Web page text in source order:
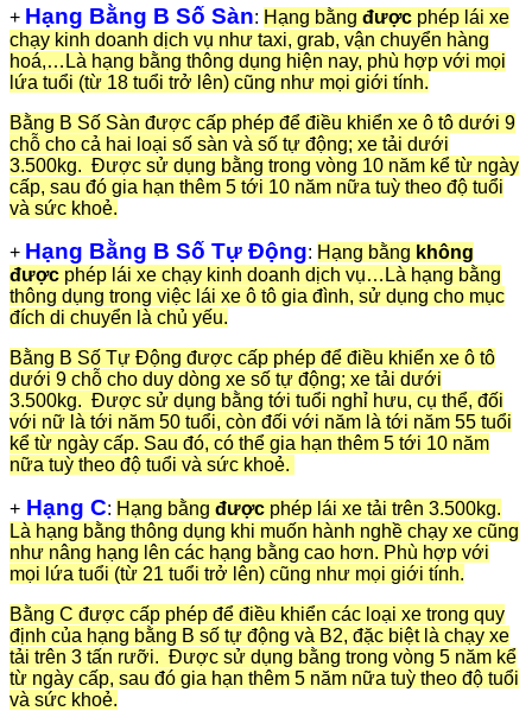
+ Hạng Bằng B Số Sàn: Hạng bằng được phép lái xe
chạy kinh doanh dịch vụ như taxi, grab, vận chuyển hàng
hoá,…Là hạng bằng thông dụng hiện nay, phù hợp với mọi
lứa tuổi (từ 18 tuổi trở lên) cũng như mọi giới tính.
Bằng B Số Sàn được cấp phép để điều khiển xe ô tô dưới 9
chỗ cho cả hai loại số sàn và số tự động; xe tải dưới
3.500kg. Được sử dụng bằng trong vòng 10 năm kể từ ngày
cấp, sau đó gia hạn thêm 5 tới 10 năm nữa tuỳ theo độ tuổi
và sức khoẻ.
+ Hạng Bằng B Số Tự Động: Hạng bằng không
được phép lái xe chạy kinh doanh dịch vụ…Là hạng bằng
thông dụng trong việc lái xe ô tô gia đình, sử dụng cho mục
đích di chuyển là chủ yếu.
Bằng B Số Tự Động được cấp phép để điều khiển xe ô tô
dưới 9 chỗ cho duy dòng xe số tự động; xe tải dưới
3.500kg. Được sử dụng bằng tới tuổi nghỉ hưu, cụ thể, đối
với nữ là tới năm 50 tuổi, còn đối với năm là tới năm 55 tuổi
kể từ ngày cấp. Sau đó, có thể gia hạn thêm 5 tới 10 năm
nữa tuỳ theo độ tuổi và sức khoẻ.
+ Hạng C: Hạng bằng được phép lái xe tải trên 3.500kg.
Là hạng bằng thông dụng khi muốn hành nghề chạy xe cũng
như nâng hạng lên các hạng bằng cao hơn. Phù hợp với
mọi lứa tuổi (từ 21 tuổi trở lên) cũng như mọi giới tính.
Bằng C được cấp phép để điều khiển các loại xe trong quy
định của hạng bằng B số tự động và B2, đặc biệt là chạy xe
tải trên 3 tấn rưỡi. Được sử dụng bằng trong vòng 5 năm kể
từ ngày cấp, sau đó gia hạn thêm 5 năm nữa tuỳ theo độ tuổi
và sức khoẻ.